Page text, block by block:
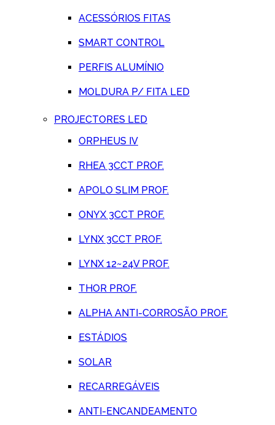
ACESSÓRIOS FITAS
SMART CONTROL
PERFIS ALUMÍNIO
MOLDURA P/ FITA LED
PROJECTORES LED
ORPHEUS IV
RHEA 3CCT PROF.
APOLO SLIM PROF.
ONYX 3CCT PROF.
LYNX 3CCT PROF.
LYNX 12~24V PROF.
THOR PROF.
ALPHA ANTI-CORROSÃO PROF.
ESTÁDIOS
SOLAR
RECARREGÁVEIS
ANTI-ENCANDEAMENTO